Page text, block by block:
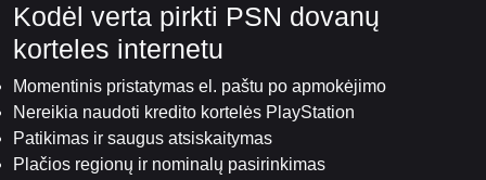
Kodėl verta pirkti PSN dovanų
korteles internetu
Momentinis pristatymas el. paštu po apmokėjimo
Nereikia naudoti kredito kortelės PlayStation
Patikimas ir saugus atsiskaitymas
Plačios regionų ir nominalų pasirinkimas